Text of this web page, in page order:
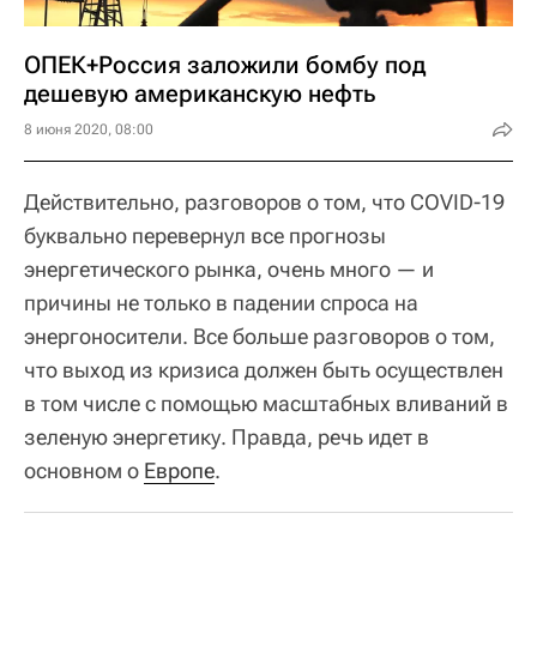
ОПЕК+Россия заложили бомбу под
дешевую американскую нефть
8 июня 2020, 08:00
Действительно, разговоров о том, что COVID-19
буквально перевернул все прогнозы
энергетического рынка, очень много — и
причины не только в падении спроса на
энергоносители. Все больше разговоров о том,
что выход из кризиса должен быть осуществлен
в том числе с помощью масштабных вливаний в
зеленую энергетику. Правда, речь идет в
основном о Европе.